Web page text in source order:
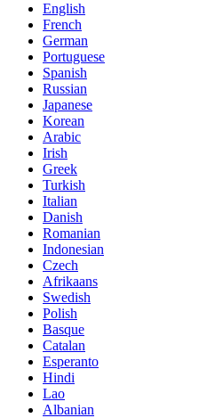
English
French
German
Portuguese
Spanish
Russian
Japanese
Korean
Arabic
Irish
Greek
Turkish
Italian
Danish
Romanian
Indonesian
Czech
Afrikaans
Swedish
Polish
Basque
Catalan
Esperanto
Hindi
Lao
Albanian